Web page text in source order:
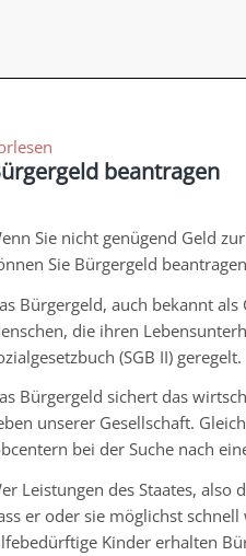
beantragen
Sie nicht genügend Geld
Sie Bürgergeld
Bürgergeld, auch bekannt
die ihren
(SGB II) geregelt.
Bürgergeld sichert das
unserer Gesellschaft.
bei der Suche nach
Leistungen des Staates,
er oder sie möglichst
Kinder erhalten